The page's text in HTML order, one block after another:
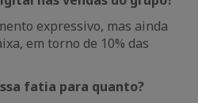
expressivo, mas ainda
em torno de 10% das
fatia para quanto?